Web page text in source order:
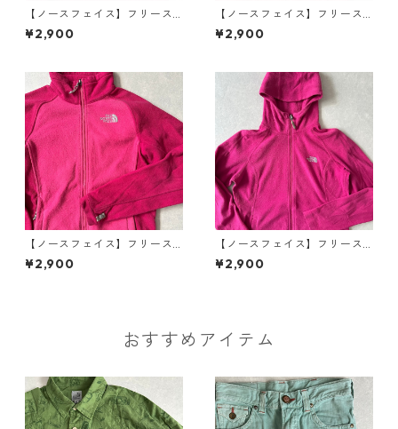
【ノースフェイス】フリース
ジップアップブルゾン ピンク
L 古着 レディース
¥2,900
【ノースフェイス】フリース
ジップアップブルゾン ピンク
XS 古着 レディース
¥2,900
【ノースフェイス】フリース
ジップアップブルゾン ピンク
S 古着 レディース
¥2,900
【ノースフェイス】フリース
ジップアップパーカー ピンク
S 古着 レディース
¥2,900
おすすめアイテム